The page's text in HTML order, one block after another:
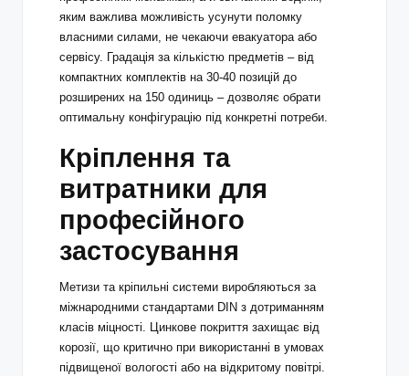
яким важлива можливість усунути поломку
власними силами, не чекаючи евакуатора або
сервісу. Градація за кількістю предметів – від
компактних комплектів на 30-40 позицій до
розширених на 150 одиниць – дозволяє обрати
оптимальну конфігурацію під конкретні потреби.
Кріплення та
витратники для
професійного
застосування
Метизи та кріпильні системи виробляються за
міжнародними стандартами DIN з дотриманням
класів міцності. Цинкове покриття захищає від
корозії, що критично при використанні в умовах
підвищеної вологості або на відкритому повітрі.